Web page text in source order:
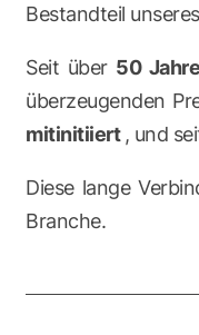
Bestandteil
Seit über 50
überzeugenden
mitinitiiert , und
Diese lange
Branche.